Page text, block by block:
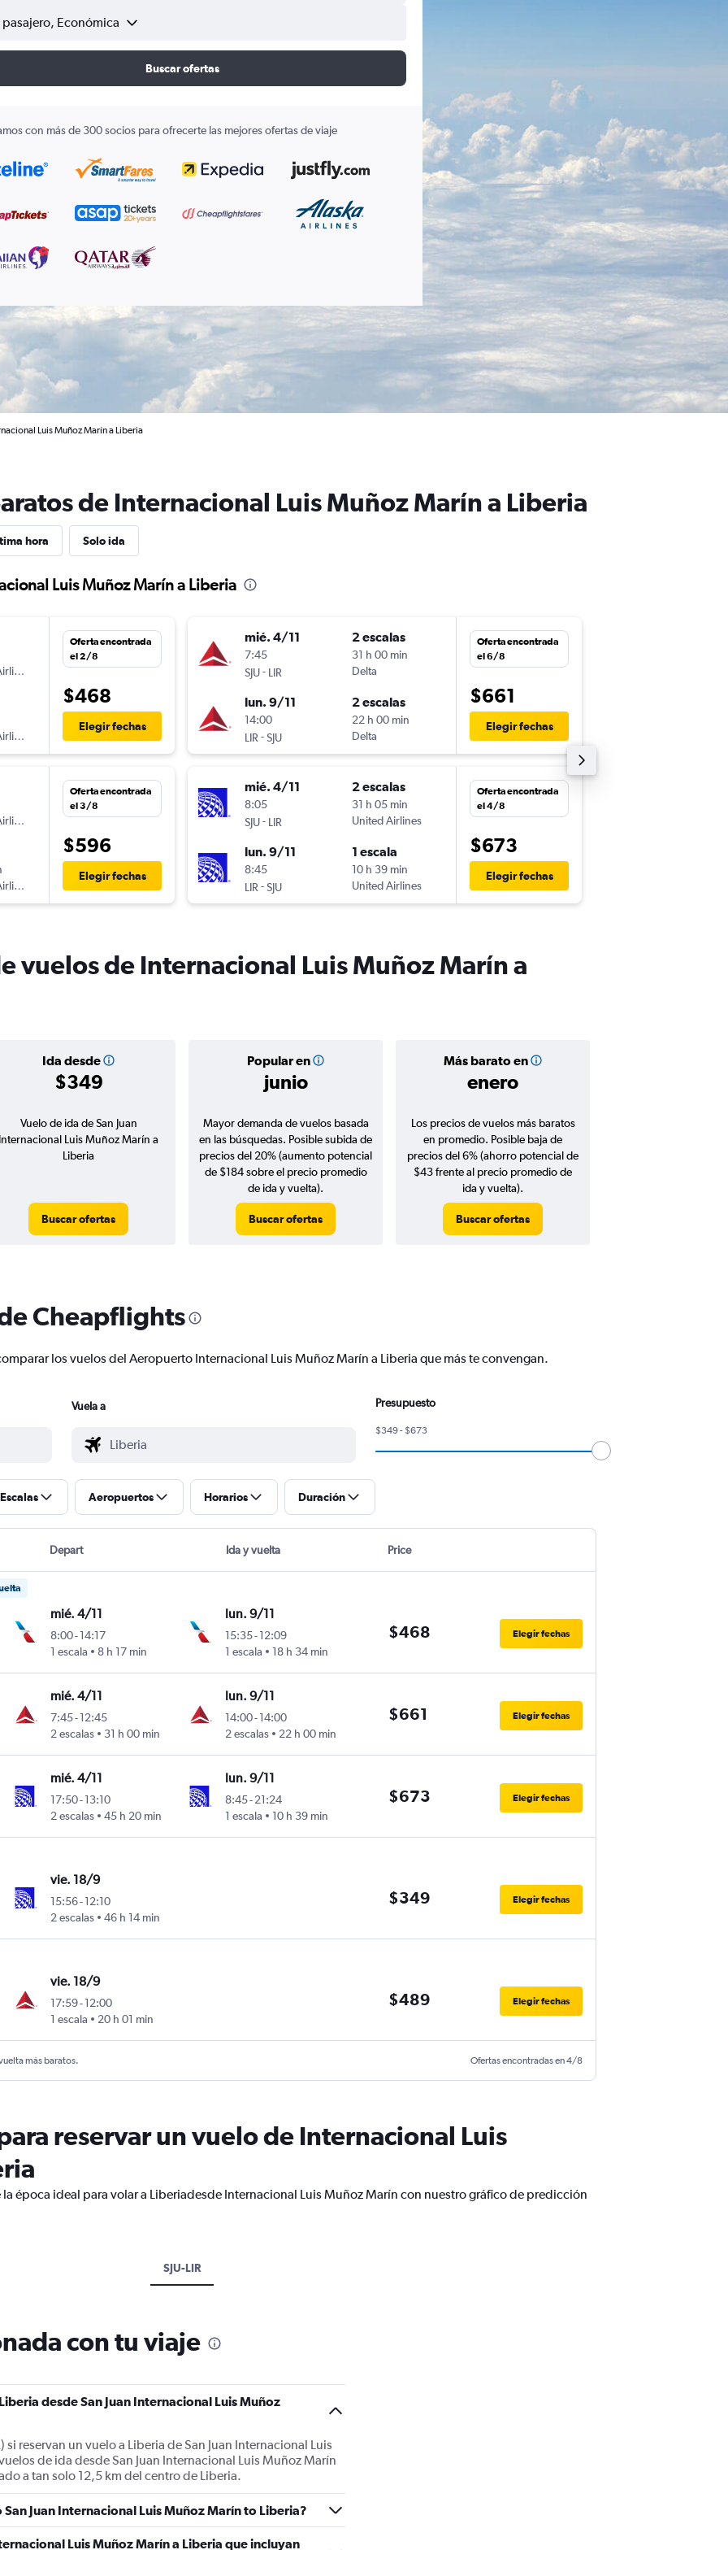
pasajero, Económica
Buscar ofertas
con más de 300 socios para ofrecerte las mejores ofertas de viaje
Luis Muñoz Marín a Liberia
de Internacional Luis Muñoz Marín a Liberia
hora Solo ida
Luis Muñoz Marín a Liberia
Oferta encontrada
el 2/8
$468
Elegir fechas
Oferta encontrada
el 3/8
$596
Elegir fechas
mié. 4/11
7:45
SJU- LIR
2 escalas
31 h 00 min
Delta
lun. 9/11
14:00
LIR -SJU
2 escalas
22 h 00 min
Delta
Oferta encontrada
el 6/8
$661
Elegir fechas
mié. 4/11
8:05
SJU- LIR
2 escalas
31 h 05 min
United Airlines
lun. 9/11
8:45
LIR -SJU
1 escala
10 h 39 min
United Airlines
Oferta encontrada
el 4/8
$673
Elegir fechas
vuelos de Internacional Luis Muñoz Marín a
Ida desde
$349
Popular en
junio
Más barato en
enero
Vuelo de ida de San Juan
Internacional Luis Muñoz Marín a
Liberia
Buscar ofertas
Mayor demanda de vuelos basada
en las búsquedas. Posible subida de
precios del 20% (aumento potencial
de $184 sobre el precio promedio
de ida y vuelta).
Buscar ofertas
Los precios de vuelos más baratos
en promedio. Posible baja de
precios del 6% (ahorro potencial de
$43 frente al precio promedio de
ida y vuelta).
Buscar ofertas
Cheapflights
los vuelos del Aeropuerto Internacional Luis Muñoz Marín a Liberia que más te convengan.
Vuela a Presupuesto
$349 - $673
Escalas Aeropuertos Horarios Duración
Depart Ida y vuelta Price
mié. 4/11
8:00-14:17
1 escala
8 h 17 min
lun. 9/11
15:35-12:09
1 escala
18 h 34 min
$468 Elegir fechas
mié. 4/11
7:45-12:45
2 escalas
31 h 00 min
lun. 9/11
14:00-14:00
2 escalas
22 h 00 min
$661 Elegir fechas
mié. 4/11
17:50-13:10
2 escalas
45 h 20 min
lun. 9/11
8:45-21:24
1 escala
10 h 39 min
$673 Elegir fechas
vie. 18/9
15:56-12:10
2 escalas
46 h 14 min
$349 Elegir fechas
vie. 18/9
17:59-12:00
1 escala
20 h 01 min
$489 Elegir fechas
más baratos. Ofertas encontradas en 4/8
reservar un vuelo de Internacional Luis
época ideal para volar a Liberiadesde Internacional Luis Muñoz Marín con nuestro gráfico de predicción
SJU-LIR
con tu viaje
desde San Juan Internacional Luis Muñoz
si reservan un vuelo a Liberia de San Juan Internacional Luis
de ida desde San Juan Internacional Luis Muñoz Marín
a tan solo 12,5 km del centro de Liberia.
Juan Internacional Luis Muñoz Marín to Liberia?
Luis Muñoz Marín a Liberia que incluyan